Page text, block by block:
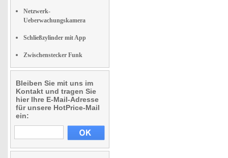
Netzwerk-
Ueberwachungskamera
Schließzylinder mit App
Zwischenstecker Funk
Bleiben Sie mit uns im
Kontakt und tragen Sie
hier Ihre E-Mail-Adresse
für unsere HotPrice-Mail
ein: